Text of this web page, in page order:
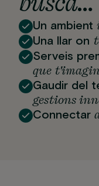
Un ambient
Una llar on
Serveis
que
Gaudir del
gestions
Connectar